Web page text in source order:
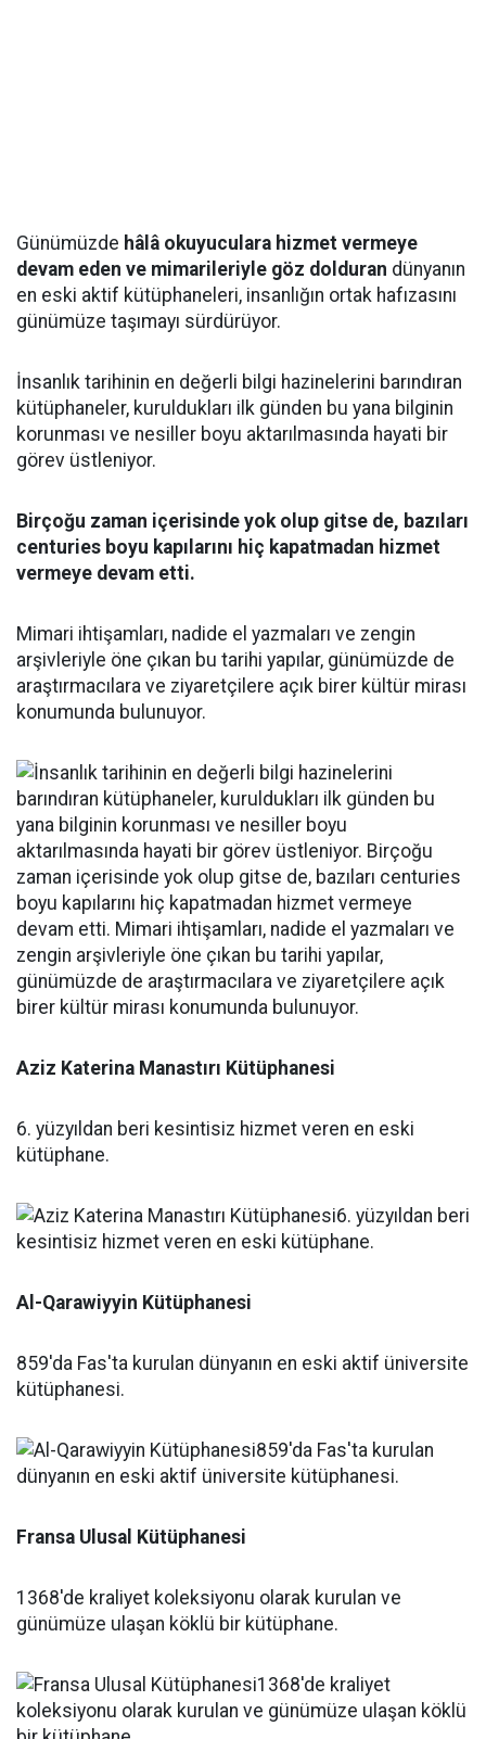
Günümüzde hâlâ okuyuculara hizmet vermeye
devam eden ve mimarileriyle göz dolduran dünyanın
en eski aktif kütüphaneleri, insanlığın ortak hafızasını
günümüze taşımayı sürdürüyor.
İnsanlık tarihinin en değerli bilgi hazinelerini barındıran
kütüphaneler, kuruldukları ilk günden bu yana bilginin
korunması ve nesiller boyu aktarılmasında hayati bir
görev üstleniyor.
Birçoğu zaman içerisinde yok olup gitse de, bazıları
centuries boyu kapılarını hiç kapatmadan hizmet
vermeye devam etti.
Mimari ihtişamları, nadide el yazmaları ve zengin
arşivleriyle öne çıkan bu tarihi yapılar, günümüzde de
araştırmacılara ve ziyaretçilere açık birer kültür mirası
konumunda bulunuyor.
Aziz Katerina Manastırı Kütüphanesi
6. yüzyıldan beri kesintisiz hizmet veren en eski
kütüphane.
Al-Qarawiyyin Kütüphanesi
859'da Fas'ta kurulan dünyanın en eski aktif üniversite
kütüphanesi.
Fransa Ulusal Kütüphanesi
1368'de kraliyet koleksiyonu olarak kurulan ve
günümüze ulaşan köklü bir kütüphane.